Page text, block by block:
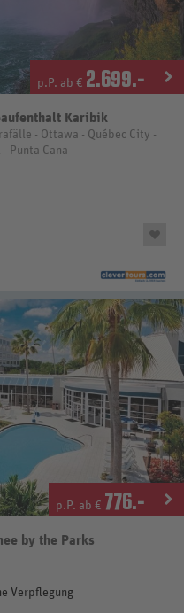
p.P. ab € 2.699.-
Karibik
- Ottawa - Québec City -
Punta Cana
p.P. ab € 776.-
by the Parks
Verpflegung